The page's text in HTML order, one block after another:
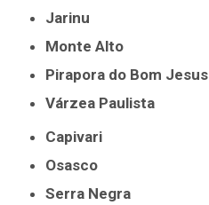
Jarinu
Monte Alto
Pirapora do Bom Jesus
Várzea Paulista
Capivari
Osasco
Serra Negra